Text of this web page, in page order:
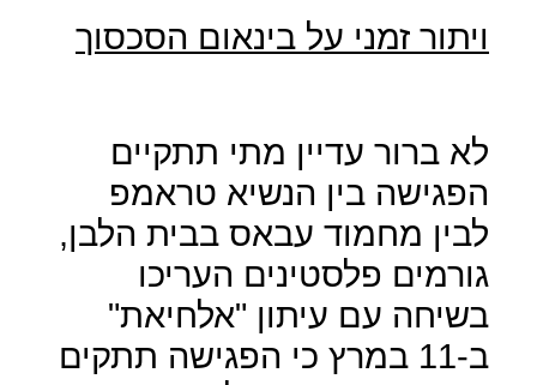
ויתור זמני על בינאום הסכסוך
לא ברור עדיין מתי תתקיים
הפגישה בין הנשיא טראמפ
לבין מחמוד עבאס בבית הלבן,
גורמים פלסטינים העריכו
בשיחה עם עיתון "אלחיאת"
ב-11 במרץ כי הפגישה תתקים